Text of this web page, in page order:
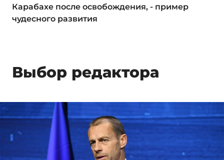
Карабахе после освобождения, - пример
чудесного развития
Выбор редактора